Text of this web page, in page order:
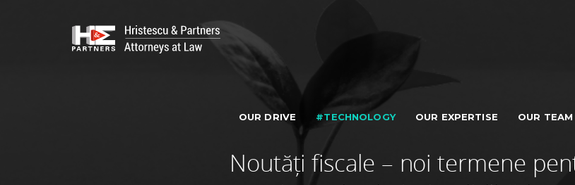
OUR DRIVE #TECHNOLOGY OUR EXPERTISE OUR TEAM
Noutăți fiscale – noi termene